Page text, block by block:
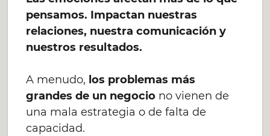
pensamos. Impactan nuestras
relaciones, nuestra comunicación y
nuestros resultados.
A menudo, los problemas más
grandes de un negocio no vienen de
una mala estrategia o de falta de
capacidad.